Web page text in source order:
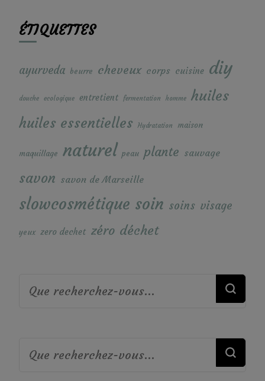
ÉTIQUETTES
ayurveda beurre cheveux corps cuisine diy
douche ecologique entretient fermentation homme huiles
huiles essentielles Hydratation maison
maquillage naturel peau plante sauvage
savon savon de Marseille
slowcosmétique soin soins visage
yeux zero dechet zéro déchet
Vous
chose ?
Vous